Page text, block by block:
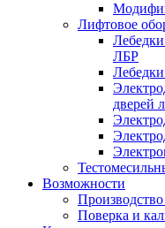
Лифтовое
ЛБР
дверей
Возможности
Поверка и